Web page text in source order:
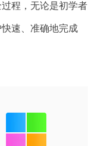
程，无论是初学者
速、准确地完成